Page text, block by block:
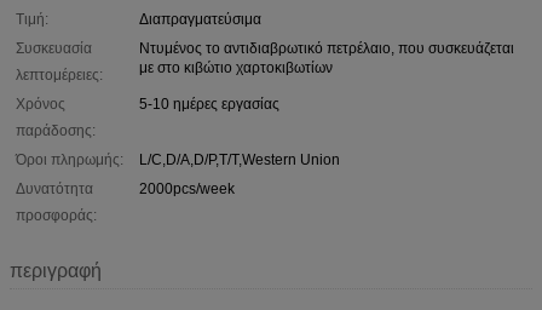
Τιμή:
Διαπραγματεύσιμα
Συσκευασία
λεπτομέρειες:
Ντυμένος το αντιδιαβρωτικό πετρέλαιο, που συσκευάζεται
με στο κιβώτιο χαρτοκιβωτίων
Χρόνος
παράδοσης:
5-10 ημέρες εργασίας
Όροι πληρωμής:
L/C,D/A,D/P,T/T,Western Union
Δυνατότητα
προσφοράς:
2000pcs/week
περιγραφή